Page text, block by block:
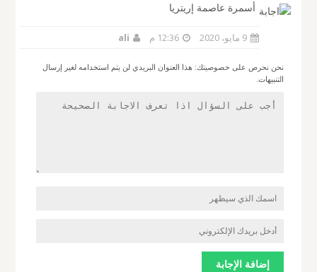
أسمرة عاصمة إريتريا
9 مايو، 2020 12:36 م ali
نحن نحرص على خصوصيتك: هذا العنوان البريدي لن يتم استخدامه لغير إرسال
التنبيهات.